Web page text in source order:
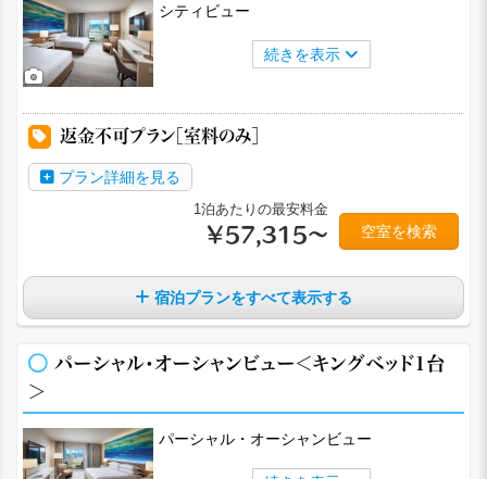
シティビュー
続きを表示
返金不可プラン［室料のみ］
プラン詳細を見る
1泊あたりの最安料金
￥57,315～ 空室を検索
宿泊プランをすべて表示する
パーシャル・オーシャンビュー＜キングベッド1台
＞
パーシャル・オーシャンビュー